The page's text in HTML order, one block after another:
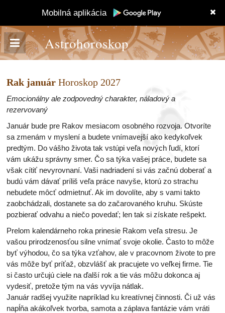
Mobilná aplikácia
Astrohoroskop
Rak január Horoskop 2027
Emocionálny ale zodpovedný charakter, náladový a
rezervovaný
Január bude pre Rakov mesiacom osobného rozvoja. Otvoríte
sa zmenám v myslení a budete vnímavejší ako kedykoľvek
predtým. Do vášho života tak vstúpi veľa nových ľudí, ktorí
vám ukážu správny smer. Čo sa týka vašej práce, budete sa
však cítiť nevyrovnaní. Vaši nadriadení si vás začnú doberať a
budú vám dávať príliš veľa práce navyše, ktorú zo strachu
nebudete môcť odmietnuť. Ak im dovolíte, aby s vami takto
zaobchádzali, dostanete sa do začarovaného kruhu. Skúste
pozbierať odvahu a niečo povedať; len tak si získate rešpekt.
Prelom kalendárneho roka prinesie Rakom veľa stresu. Je
vašou prirodzenosťou silne vnímať svoje okolie. Často to môže
byť výhodou, čo sa týka vzťahov, ale v pracovnom živote to pre
vás môže byť príťaž, obzvlášť ak pracujete vo veľkej firme. Tie
si často určujú ciele na ďalší rok a tie vás môžu dokonca aj
vydesiť, pretože tým na vás vyvíja nátlak.
Január radšej využite napríklad ku kreatívnej činnosti. Či už vás
napĺňa akákoľvek tvorba, samota a záplava fantázie vám vráti